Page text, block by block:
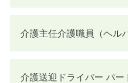
介護主任介護職員（ヘル
介護送迎ドライバー パー